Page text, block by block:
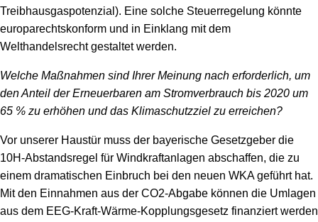
Treibhausgaspotenzial). Eine solche Steuerregelung könnte
europarechtskonform und in Einklang mit dem
Welthandelsrecht gestaltet werden.
Welche Maßnahmen sind Ihrer Meinung nach erforderlich, um
den Anteil der Erneuerbaren am Stromverbrauch bis 2020 um
65 % zu erhöhen und das Klimaschutzziel zu erreichen?
Vor unserer Haustür muss der bayerische Gesetzgeber die
10H-Abstandsregel für Windkraftanlagen abschaffen, die zu
einem dramatischen Einbruch bei den neuen WKA geführt hat.
Mit den Einnahmen aus der CO2-Abgabe können die Umlagen
aus dem EEG-Kraft-Wärme-Kopplungsgesetz finanziert werden